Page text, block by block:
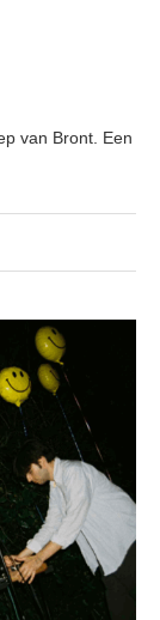
van Bront. Een